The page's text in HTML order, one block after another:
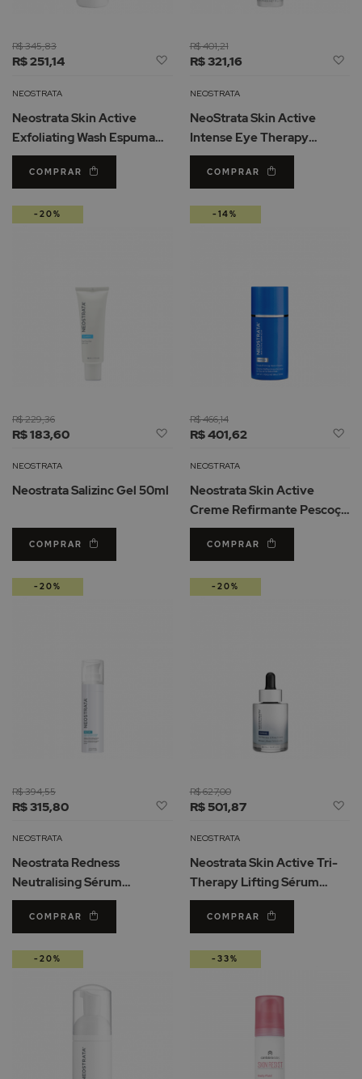
R$ 251,14
R$ 345,83
Adicionar
Lista
Desejos
NEOSTRATA
Neostrata Skin Active
Exfoliating Wash Espuma
Esfoliante 125ml
COMPRAR
R$ 321,16
R$ 401,21
NEOSTRATA
NeoStrata Skin Active
Intense Eye Therapy
Contorno Olhos 15ml
COMPRAR
R$ 183,60
R$ 229,36
Adicionar
Lista
Desejos
NEOSTRATA
Neostrata Salizinc Gel 50ml
COMPRAR
-20%
R$ 401,62
R$ 466,14
NEOSTRATA
Neostrata Skin Active
Creme Refirmante Pescoço
80gr
COMPRAR
-14%
R$ 315,80
R$ 394,55
Adicionar
Lista
Desejos
NEOSTRATA
Neostrata Redness
Neutralising Sérum
Antivermelhidão 29gr
COMPRAR
-20%
R$ 501,87
R$ 627,00
NEOSTRATA
Neostrata Skin Active Tri-
Therapy Lifting Sérum
Antienvelhecimento 30ml
COMPRAR
-20%
-20% -33%